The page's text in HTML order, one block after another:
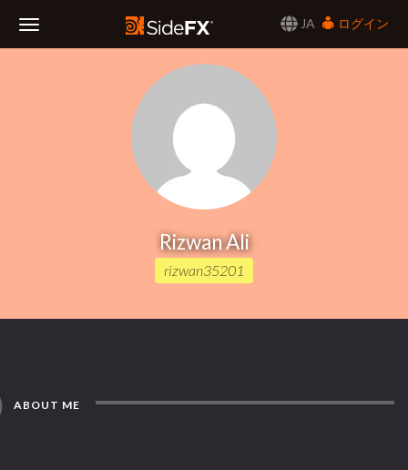
JA
ログイン
Rizwan Ali
rizwan35201
ABOUT ME